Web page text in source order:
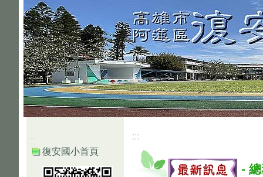
:::
復安國小首頁
:::
-